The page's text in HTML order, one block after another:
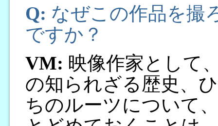
Q: なぜこの作品を撮
ですか？
VM: 映像作家として
の知られざる歴史、
ちのルーツについて